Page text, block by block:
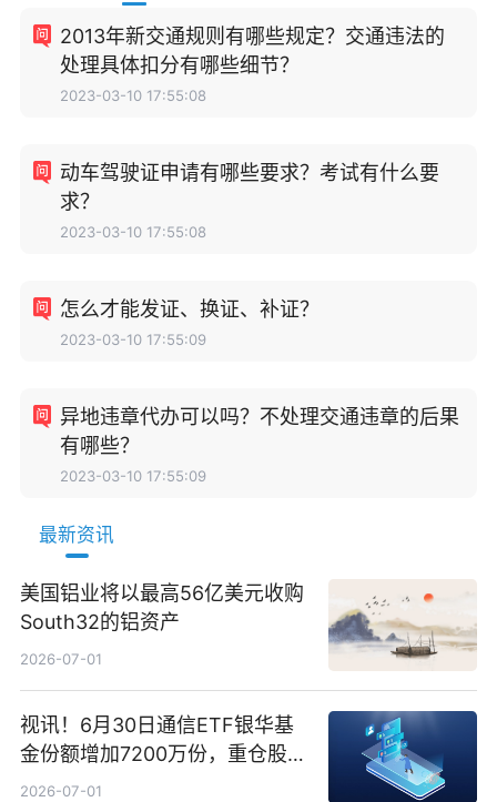
2013年新交通规则有哪些规定？交通违法的
处理具体扣分有哪些细节？
2023-03-10 17:55:08
动车驾驶证申请有哪些要求？考试有什么要
求？
2023-03-10 17:55:08
怎么才能发证、换证、补证？
2023-03-10 17:55:09
异地违章代办可以吗？不处理交通违章的后果
有哪些？
2023-03-10 17:55:09
最新资讯
美国铝业将以最高56亿美元收购
South32的铝资产
2026-07-01
视讯！6月30日通信ETF银华基
金份额增加7200万份，重仓股新
易盛、中际旭创、立讯精密
2026-07-01